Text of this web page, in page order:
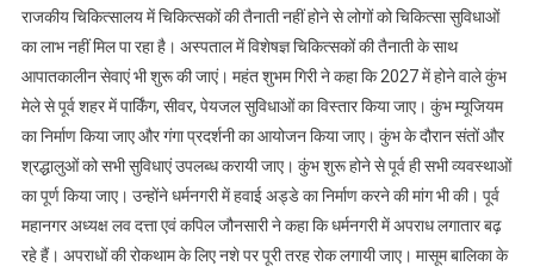
मांग
राजकीय चिकित्सालय में चिकित्सकों की तैनाती नहीं होने से लोगों को चिकित्सा सुविधाओं
का लाभ नहीं मिल पा रहा है। अस्पताल में विशेषज्ञ चिकित्सकों की तैनाती के साथ
आपातकालीन सेवाएं भी शुरू की जाएं। महंत शुभम गिरी ने कहा कि 2027 में होने वाले कुंभ
मेले से पूर्व शहर में पार्किंग, सीवर, पेयजल सुविधाओं का विस्तार किया जाए। कुंभ म्यूजियम
का निर्माण किया जाए और गंगा प्रदर्शनी का आयोजन किया जाए। कुंभ के दौरान संतों और
श्रद्धालुओं को सभी सुविधाएं उपलब्ध करायी जाए। कुंभ शुरू होने से पूर्व ही सभी व्यवस्थाओं
का पूर्ण किया जाए। उन्होंने धर्मनगरी में हवाई अड्डे का निर्माण करने की मांग भी की। पूर्व
महानगर अध्यक्ष लव दत्ता एवं कपिल जौनसारी ने कहा कि धर्मनगरी में अपराध लगातार बढ़
रहे हैं। अपराधों की रोकथाम के लिए नशे पर पूरी तरह रोक लगायी जाए। मासूम बालिका के